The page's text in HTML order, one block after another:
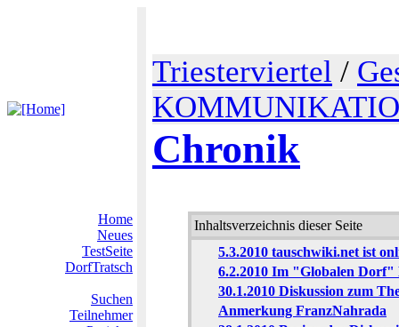
Triesterviertel /
Chronik
Home
Neues
TestSeite
DorfTratsch
Suchen
Teilnehmer
Inhaltsverzeichnis dieser Seite
5.3.2010 tauschwiki.net ist
6.2.2010 Im "Globalen Dorf"
30.1.2010 Diskussion zum
Anmerkung FranzNahrada